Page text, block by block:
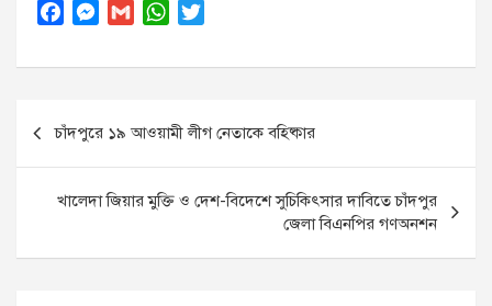
c
o
o
k
M
s
n
g
e
G
a
W
a
A
p
p
i
e
r
Post
navigation
চাঁদপুরে ১৯ আওয়ামী লীগ নেতাকে বহিষ্কার
খালেদা জিয়ার মুক্তি ও দেশ-বিদেশে সুচিকিৎসার দাবিতে চাঁদপুর
জেলা বিএনপির গণঅনশন